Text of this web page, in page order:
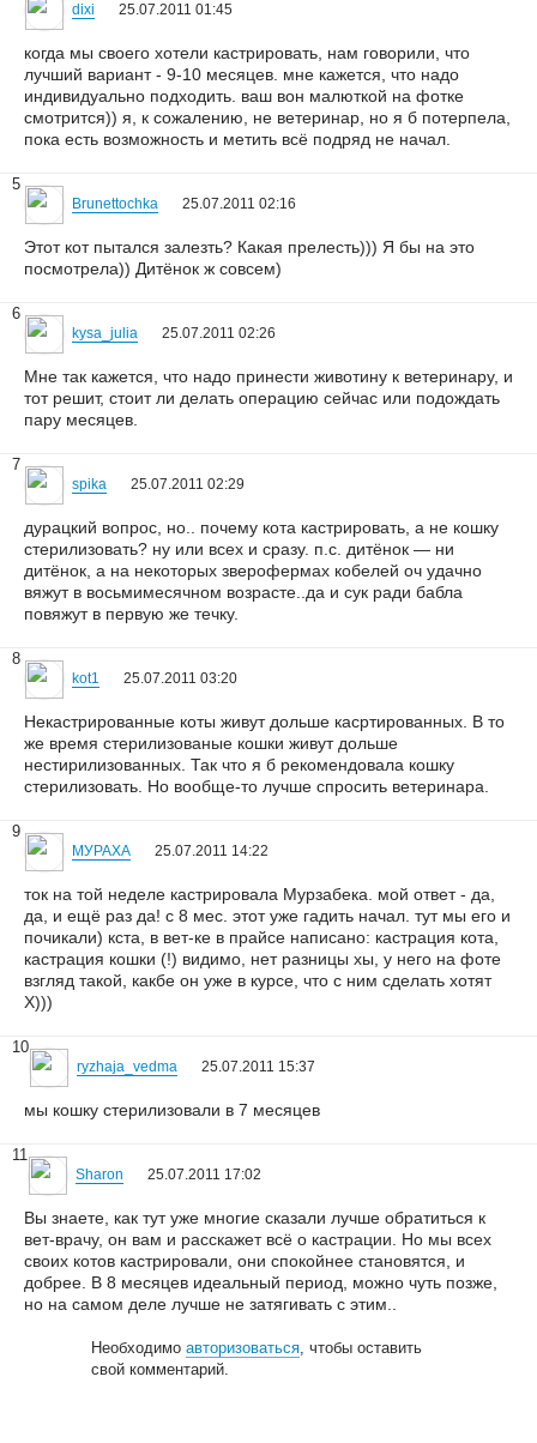
dixi 25.07.2011 01:45
когда мы своего хотели кастрировать, нам говорили, что
лучший вариант - 9-10 месяцев. мне кажется, что надо
индивидуально подходить. ваш вон малюткой на фотке
смотрится)) я, к сожалению, не ветеринар, но я б потерпела,
пока есть возможность и метить всё подряд не начал.
5
Brunettochka 25.07.2011 02:16
Этот кот пытался залезть? Какая прелесть))) Я бы на это
посмотрела)) Дитёнок ж совсем)
6
kysa_julia 25.07.2011 02:26
Мне так кажется, что надо принести животину к ветеринару, и
тот решит, стоит ли делать операцию сейчас или подождать
пару месяцев.
7
spika 25.07.2011 02:29
дурацкий вопрос, но.. почему кота кастрировать, а не кошку
стерилизовать? ну или всех и сразу. п.с. дитёнок — ни
дитёнок, а на некоторых зверофермах кобелей оч удачно
вяжут в восьмимесячном возрасте..да и сук ради бабла
повяжут в первую же течку.
8
kot1 25.07.2011 03:20
Некастрированные коты живут дольше касртированных. В то
же время стерилизованые кошки живут дольше
нестирилизованных. Так что я б рекомендовала кошку
стерилизовать. Но вообще-то лучше спросить ветеринара.
9
МУРАХА 25.07.2011 14:22
ток на той неделе кастрировала Мурзабека. мой ответ - да,
да, и ещё раз да! с 8 мес. этот уже гадить начал. тут мы его и
почикали) кста, в вет-ке в прайсе написано: кастрация кота,
кастрация кошки (!) видимо, нет разницы хы, у него на фоте
взгляд такой, какбе он уже в курсе, что с ним сделать хотят
Х)))
10
ryzhaja_vedma 25.07.2011 15:37
мы кошку стерилизовали в 7 месяцев
11
Sharon 25.07.2011 17:02
Вы знаете, как тут уже многие сказали лучше обратиться к
вет-врачу, он вам и расскажет всё о кастрации. Но мы всех
своих котов кастрировали, они спокойнее становятся, и
добрее. В 8 месяцев идеальный период, можно чуть позже,
но на самом деле лучше не затягивать с этим..
Необходимоавторизоваться, чтобы оставить
свой комментарий.